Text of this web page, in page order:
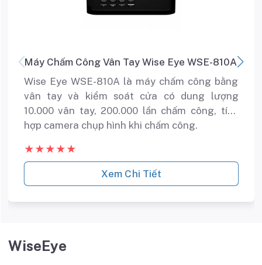
Máy Chấm Công Vân Tay Wise Eye WSE-810A
Wise Eye WSE-810A là máy chấm công bằng
vân tay và kiểm soát cửa có dung lượng
10.000 vân tay, 200.000 lần chấm công, tích
hợp camera chụp hình khi chấm công.
★★★★★
Xem Chi Tiết
WiseEye